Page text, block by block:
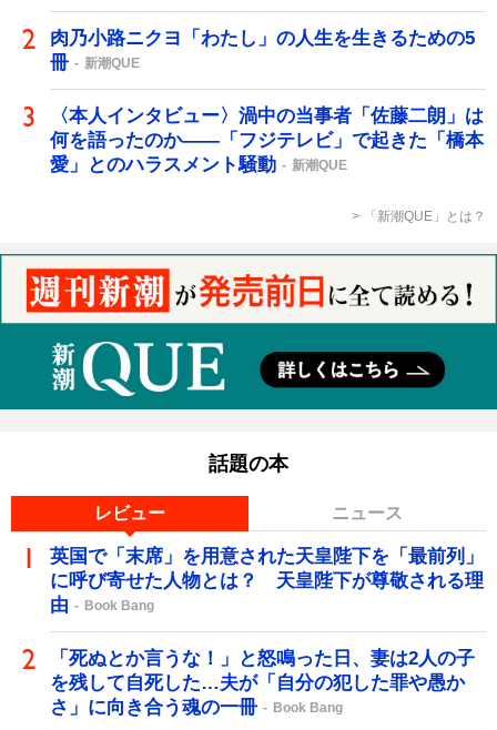
肉乃小路ニクヨ「わたし」の人生を生きるための5
冊
新潮QUE
〈本人インタビュー〉渦中の当事者「佐藤二朗」は
何を語ったのか――「フジテレビ」で起きた「橋本
愛」とのハラスメント騒動
新潮QUE
「新潮QUE」とは？
話題の本
レビュー ニュース
英国で「末席」を用意された天皇陛下を「最前列」
に呼び寄せた人物とは？ 天皇陛下が尊敬される理
由
Book Bang
「死ぬとか言うな！」と怒鳴った日、妻は2人の子
を残して自死した…夫が「自分の犯した罪や愚か
さ」に向き合う魂の一冊
Book Bang